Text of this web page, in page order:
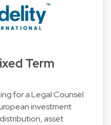
Term
for a Legal Counsel
investment
asset